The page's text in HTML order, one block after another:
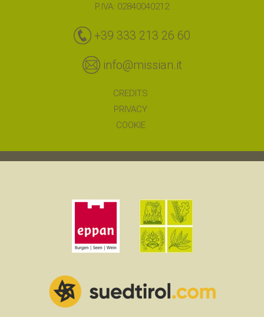
P.IVA: 02840040212
+39 333 213 26 60
info@missian.it
CREDITS
PRIVACY
COOKIE